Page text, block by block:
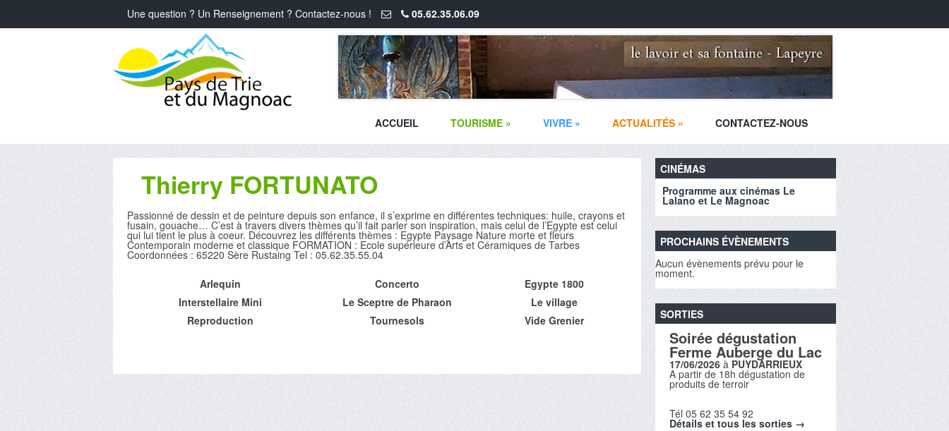
Une question ? Un Renseignement ? Contactez-nous ! 05.62.35.06.09
ACCUEIL TOURISME » VIVRE » ACTUALITÉS » CONTACTEZ-NOUS
Thierry FORTUNATO
Passionné de dessin et de peinture depuis son enfance, il s’exprime en différentes techniques: huile, crayons et
fusain, gouache… C’est à travers divers thèmes qu’il fait parler son inspiration, mais celui de l’Egypte est celui
qui lui tient le plus à coeur. Découvrez les différents thèmes : Egypte Paysage Nature morte et fleurs
Contemporain moderne et classique FORMATION : Ecole supérieure d’Arts et Céramiques de Tarbes
Coordonnées : 65220 Sère Rustaing Tel : 05.62.35.55.04
Arlequin Concerto
Egypte 1800
Interstellaire Mini
Le Sceptre de Pharaon
Le village
Reproduction
Tournesols Vide Grenier
CINÉMAS
Programme aux cinémas Le
Lalano et Le Magnoac
PROCHAINS ÉVÈNEMENTS
Aucun évènements prévu pour le
moment.
SORTIES
Soirée dégustation
Ferme Auberge du Lac
17/06/2026 à PUYDARRIEUX
A partir de 18h dégustation de
produits de terroir
Tél 05 62 35 54 92
Détails et tous les sorties →